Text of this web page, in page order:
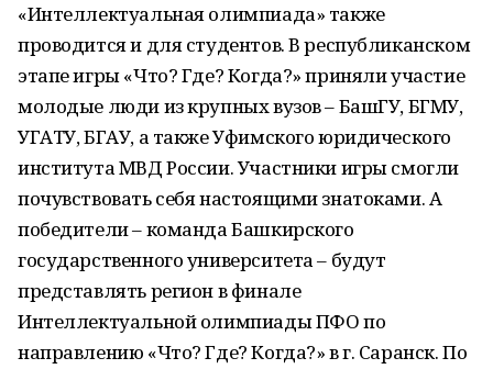
«Интеллектуальная олимпиада» также
проводится и для студентов. В республиканском
этапе игры «Что? Где? Когда?» приняли участие
молодые люди из крупных вузов – БашГУ, БГМУ,
УГАТУ, БГАУ, а также Уфимского юридического
института МВД России. Участники игры смогли
почувствовать себя настоящими знатоками. А
победители – команда Башкирского
государственного университета – будут
представлять регион в финале
Интеллектуальной олимпиады ПФО по
направлению «Что? Где? Когда?» в г. Саранск. По